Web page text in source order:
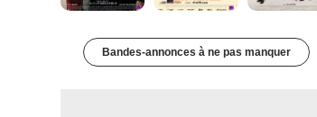
Bandes-annonces à ne pas manquer